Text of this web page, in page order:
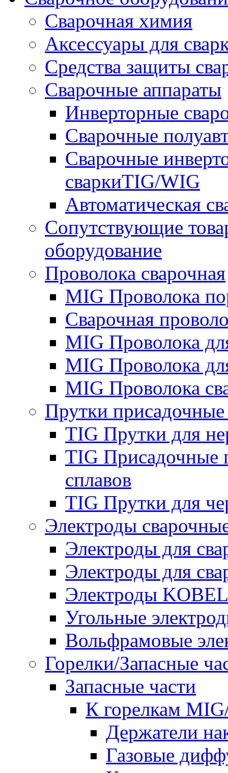
Сварочная химия
Аксессуары для
Средства защиты
Сварочные аппараты
Инверторные
Сварочные
Сварочные
сваркиTIG/WIG
Автоматическая
Сопутствующие
оборудование
Проволока сварочная
MIG Проволока
Сварочная
MIG Проволока
MIG Проволока
MIG Проволока
Прутки
TIG Прутки для
TIG Присадочные
сплавов
TIG Прутки для
Электроды
Электроды для
Электроды для
Электроды
Угольные
Вольфрамовые
Горелки/Запасные
Запасные части
К горелкам
Держатели
Газовые